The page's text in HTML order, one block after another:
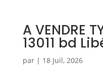
A VENDRE
13011 bd
par | 18 Juil, 2026